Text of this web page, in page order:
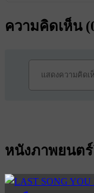
ความคิดเห็น (
หนังภาพยนตร์